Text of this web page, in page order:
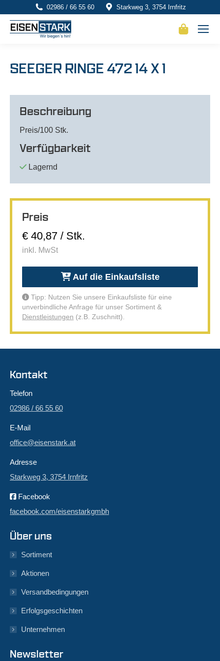
02986 / 66 55 60 Starkweg 3, 3754 Irnfritz
SEEGER RINGE 472 14 X 1
Beschreibung
Preis/100 Stk.
Verfügbarkeit
Lagernd
Preis
€ 40,87 / Stk.
inkl. MwSt
Auf die Einkaufsliste
Tipp: Nutzen Sie unsere Einkaufsliste für eine
unverbindliche Anfrage für unser Sortiment &
Dienstleistungen (z.B. Zuschnitt).
Kontakt
Telefon
02986 / 66 55 60
E-Mail
office@eisenstark.at
Adresse
Starkweg 3, 3754 Irnfritz
Facebook
facebook.com/eisenstarkgmbh
Über uns
Sortiment
Aktionen
Versandbedingungen
Erfolgsgeschichten
Unternehmen
Newsletter